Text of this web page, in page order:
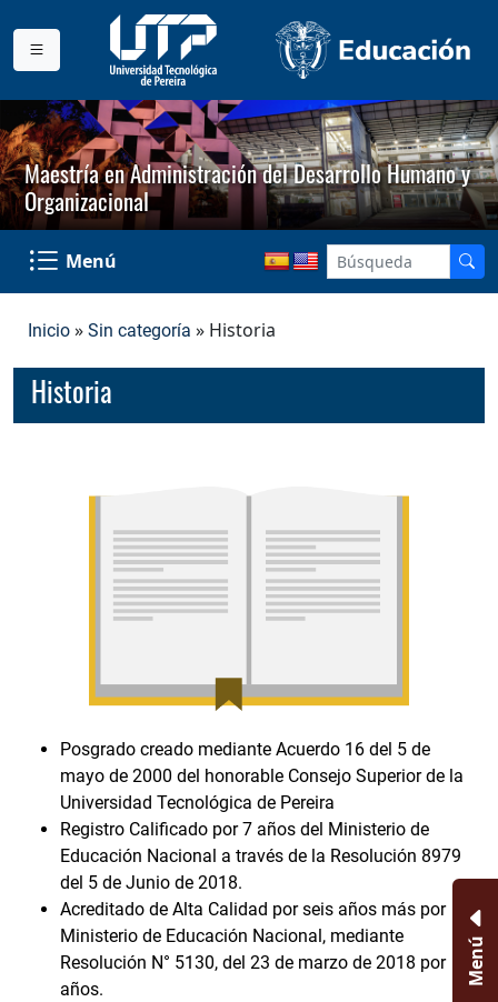
Maestría en Administración del Desarrollo Humano y
Organizacional
Menú
Inicio » Sin categoría » Historia
Historia
Posgrado creado mediante Acuerdo 16 del 5 de
mayo de 2000 del honorable Consejo Superior de la
Universidad Tecnológica de Pereira
Registro Calificado por 7 años del Ministerio de
Educación Nacional a través de la Resolución 8979
del 5 de Junio de 2018.
Acreditado de Alta Calidad por seis años más por El
Ministerio de Educación Nacional, mediante
Resolución N° 5130, del 23 de marzo de 2018 por 6
años.
Menú